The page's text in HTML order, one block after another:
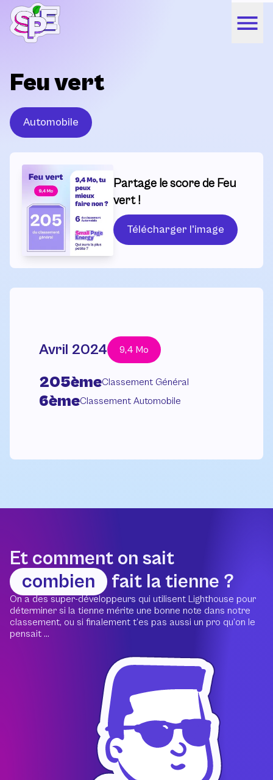
Feu vert
Automobile
Partage le score de Feu
vert !
Télécharger l'image
Avril 2024 9,4 Mo
205èmeClassement Général
6èmeClassement Automobile
Et comment on sait
combien
fait la tienne ?
On a des super-développeurs qui utilisent Lighthouse pour
déterminer si la tienne mérite une bonne note dans notre
classement, ou si finalement t’es pas aussi un pro qu’on le
pensait ...